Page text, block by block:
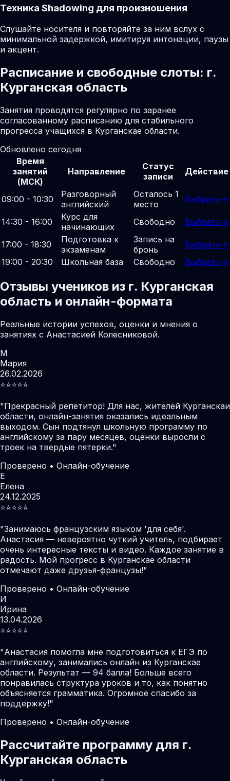
Техника Shadowing для произношения
Слушайте носителя и повторяйте за ним вслух с
минимальной задержкой, имитируя интонации, паузы
и акцент.
Расписание и свободные слоты: г.
Курганская область
Занятия проводятся регулярно по заранее
согласованному расписанию для стабильного
прогресса учащихся в Курганскае области.
Обновлено сегодня
Время
занятий
(МСК)
Направление
Статус
записи
Действие
09:00 - 10:30
Разговорный
английский
Осталось 1
место
Выбрать→
14:30 - 16:00
Курс для
начинающих
Свободно Выбрать→
17:00 - 18:30
Подготовка к
экзаменам
Запись на
бронь
Выбрать→
19:00 - 20:30
Школьная база Свободно Выбрать→
Отзывы учеников из г. Курганская
область и онлайн-формата
Реальные истории успехов, оценки и мнения о
занятиях с Анастасией Колесниковой.
М
Мария
26.02.2026
⭐️⭐️⭐️⭐️⭐️
"Прекрасный репетитор! Для нас, жителей Курганскаи
области, онлайн-занятия оказались идеальным
выходом. Сын подтянул школьную программу по
английскому за пару месяцев, оценки выросли с
троек на твердые пятерки."
Проверено • Онлайн-обучение
Е
Елена
24.12.2025
⭐️⭐️⭐️⭐️⭐️
"Занимаюсь французским языком 'для себя'.
Анастасия — невероятно чуткий учитель, подбирает
очень интересные тексты и видео. Каждое занятие в
радость. Мой прогресс в Курганскае области
отмечают даже друзья-французы!"
Проверено • Онлайн-обучение
И
Ирина
13.04.2026
⭐️⭐️⭐️⭐️⭐️
"Анастасия помогла мне подготовиться к ЕГЭ по
английскому, занимались онлайн из Курганскае
области. Результат — 94 балла! Больше всего
понравилась структура уроков и то, как понятно
объясняется грамматика. Огромное спасибо за
поддержку!"
Проверено • Онлайн-обучение
Рассчитайте программу для г.
Курганская область